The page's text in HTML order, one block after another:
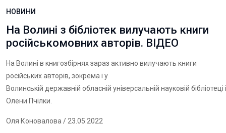
НОВИНИ
На Волині з бібліотек вилучають книги
російськомовних авторів. ВІДЕО
На Волині в книгозбірнях зараз активно вилучають книги
російських авторів, зокрема і у
Волинській державній обласній універсальній науковій бібліотеці
Олени Пчілки.
Оля Коновалова / 23.05.2022